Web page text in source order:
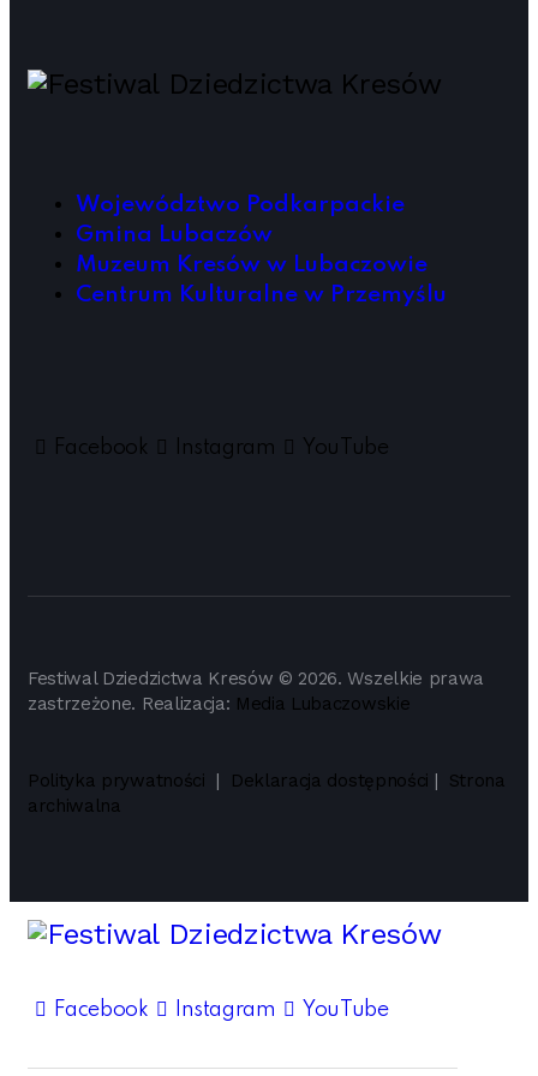
Województwo Podkarpackie
Gmina Lubaczów
Muzeum Kresów w Lubaczowie
Centrum Kulturalne w Przemyślu
Facebook Instagram YouTube
Festiwal Dziedzictwa Kresów © 2026. Wszelkie prawa
zastrzeżone. Realizacja: Media Lubaczowskie
Polityka prywatności | Deklaracja dostępności | Strona
archiwalna
Facebook Instagram YouTube